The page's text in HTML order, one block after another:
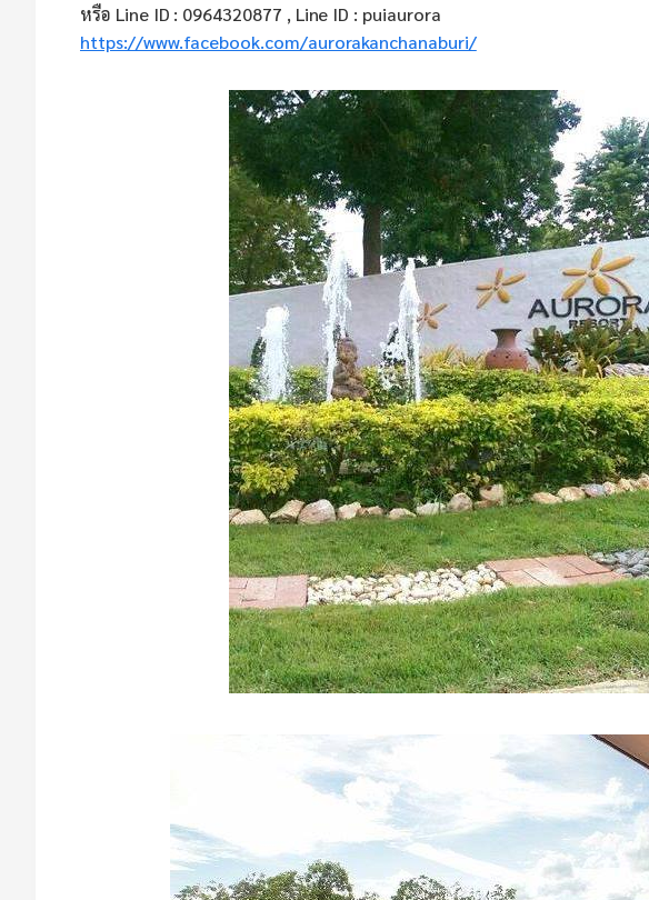
หรือ Line ID : 0964320877 , Line ID : puiaurora
https://www.facebook.com/aurorakanchanaburi/